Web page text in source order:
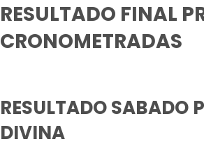
RESULTADO FINAL
CRONOMETRADAS
RESULTADO SABADO
DIVINA